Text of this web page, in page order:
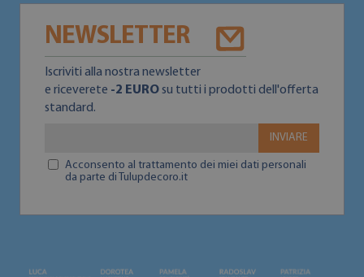
NEWSLETTER
Iscriviti alla nostra newsletter
e riceverete -2 EUROsu tutti i prodotti dell'offerta
standard.
INVIARE
Acconsento al trattamento dei miei dati personali
da parte di Tulupdecoro.it